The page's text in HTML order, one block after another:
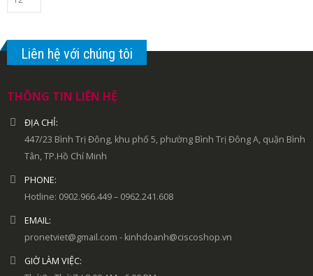
Liên hệ với chúng tôi
THÔNG TIN LIÊN HỆ
ĐỊA CHỈ:
447/23 Bình Trị Đông, khu phố 5, phường Bình Trị Đông A, quận Bình
Tân, TP.Hồ Chí Minh
PHONE:
Hotline: 0902.966.449 – 0962.241.608
EMAIL:
pronetviet@gmail.com - kinhdoanh@ciscoshop.vn
GIỜ LÀM VIỆC: